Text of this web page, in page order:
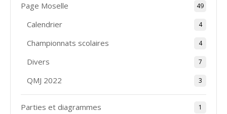
Page Moselle 49
Calendrier 4
Championnats scolaires 4
Divers 7
QMJ 2022 3
Parties et diagrammes 1